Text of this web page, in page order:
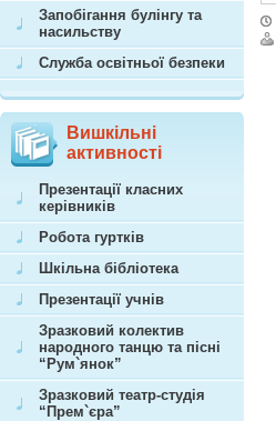
Запобігання булінгу та
насильству
Служба освітньої безпеки
Вишкільні
активності
Презентації класних
керівників
Робота гуртків
Шкільна бібліотека
Презентації учнів
Зразковий колектив
народного танцю та пісні
“Рум`янок”
Зразковий театр-студія
“Прем`єра”